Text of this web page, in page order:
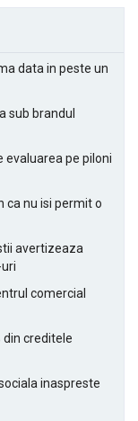
data in peste un
sub brandul
evaluarea pe piloni
ca nu isi permit o
avertizeaza
comercial
din creditele
inaspreste